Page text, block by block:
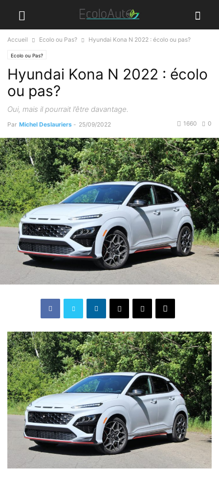
Accueil Ecolo ou Pas? Hyundai Kona N 2022 : écolo ou pas?
Ecolo ou Pas?
Hyundai Kona N 2022 : écolo
ou pas?
Oui, mais il pourrait l’être davantage.
Par Michel Deslauriers - 25/09/2022 0
1660